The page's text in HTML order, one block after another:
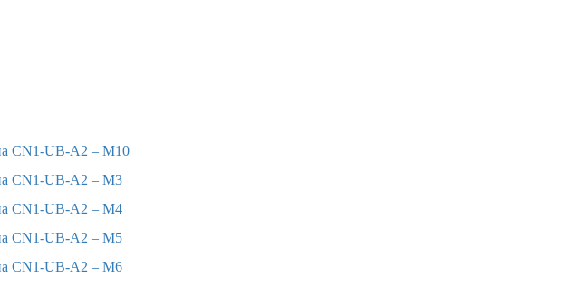
CN1-UB-A2 – M10
CN1-UB-A2 – M3
CN1-UB-A2 – M4
CN1-UB-A2 – M5
CN1-UB-A2 – M6